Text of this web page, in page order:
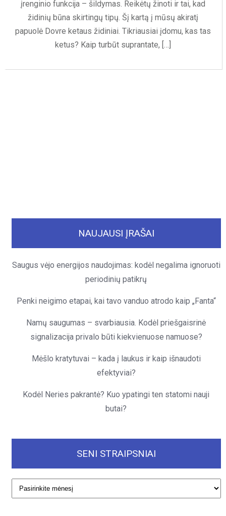
įrenginio funkcija – šildymas. Reikėtų žinoti ir tai, kad
židinių būna skirtingų tipų. Šį kartą į mūsų akiratį
papuolė Dovre ketaus židiniai. Tikriausiai įdomu, kas tas
ketus? Kaip turbūt suprantate, […]
NAUJAUSI ĮRAŠAI
Saugus vėjo energijos naudojimas: kodėl negalima ignoruoti
periodinių patikrų
Penki neigimo etapai, kai tavo vanduo atrodo kaip „Fanta“
Namų saugumas – svarbiausia. Kodėl priešgaisrinė
signalizacija privalo būti kiekvienuose namuose?
Mėšlo kratytuvai – kada į laukus ir kaip išnaudoti
efektyviai?
Kodėl Neries pakrantė? Kuo ypatingi ten statomi nauji
butai?
SENI STRAIPSNIAI
Seni